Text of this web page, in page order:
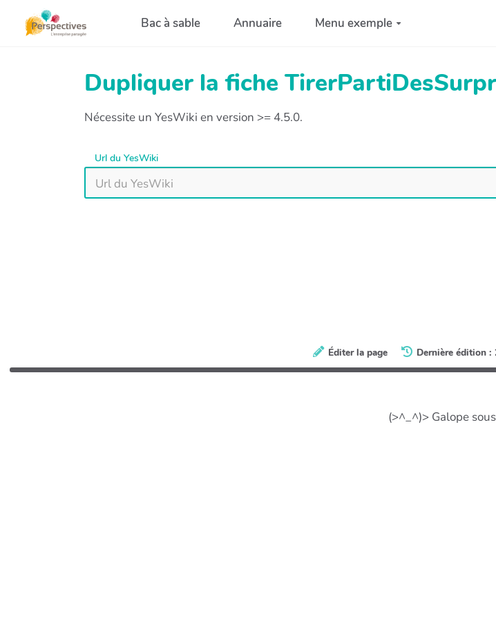
Aller au contenu principalBac à sable Annuaire Menu exemple
Dupliquer la fiche
Nécessite un YesWiki en version >= 4.5.0.
Url du YesWiki
Éditer la page Dernière édition :
(>^_^)> Galope sous